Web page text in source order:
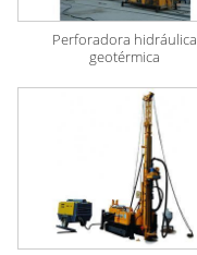
Perforadora hidráulica
geotérmica